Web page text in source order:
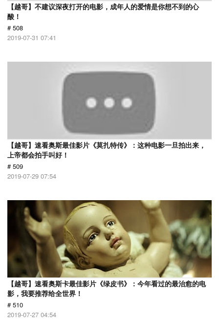
【越哥】不建议深夜打开的电影，成年人的爱情是你想不到的心
酸！
# 508
2019-07-31 07:41
【越哥】速看奥斯最佳影片《莫扎特传》：这种电影一旦拍出来，
上帝都会拍手叫好！
# 509
2019-07-29 07:54
【越哥】速看奥斯卡最佳影片《绿皮书》：今年看过的最治愈的电
影，我要推荐给全世界！
# 510
2019-07-27 04:54